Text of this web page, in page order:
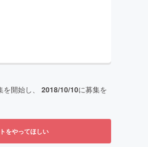
を開始し、 2018/10/10に募集を
をやってほしい